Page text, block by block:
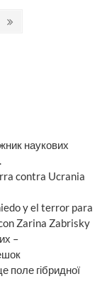
Next
наукових
contra Ucrania
y el terror para
Zarina Zabrisky
–
поле гібридної